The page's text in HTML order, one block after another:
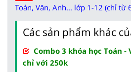
Toán, Văn, Anh... lớp 1-12 (chỉ từ
Các sản phẩm khác
Combo 3 khóa học Toán -
chỉ với 250k